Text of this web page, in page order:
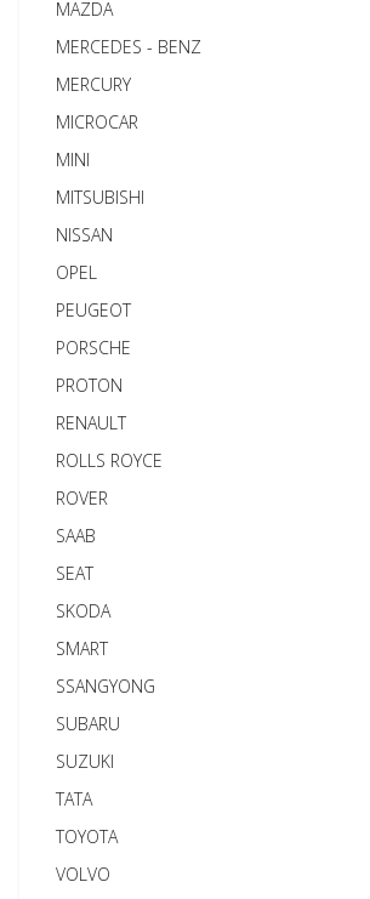
MAZDA
MERCEDES - BENZ
MERCURY
MICROCAR
MINI
MITSUBISHI
NISSAN
OPEL
PEUGEOT
PORSCHE
PROTON
RENAULT
ROLLS ROYCE
ROVER
SAAB
SEAT
SKODA
SMART
SSANGYONG
SUBARU
SUZUKI
TATA
TOYOTA
VOLVO